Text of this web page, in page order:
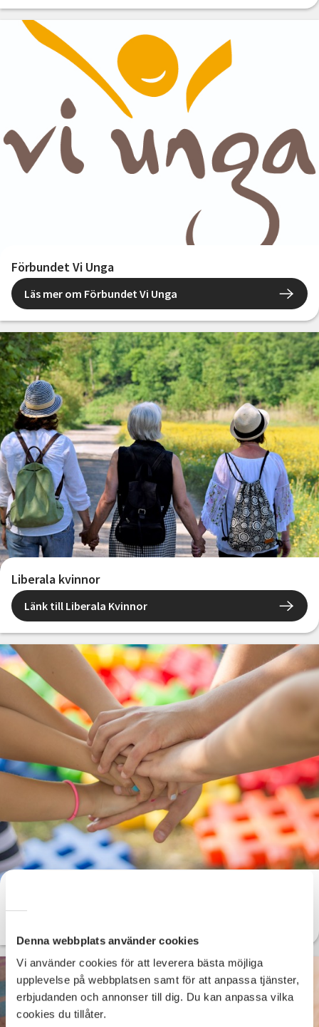
Denna webbplats använder cookies
Vi använder cookies för att leverera bästa möjliga
upplevelse på webbplatsen samt för att anpassa tjänster,
erbjudanden och annonser till dig. Du kan anpassa vilka
cookies du tillåter.
Förbundet Vi Unga
Läs mer om Förbundet Vi Unga
Liberala kvinnor
Länk till Liberala Kvinnor